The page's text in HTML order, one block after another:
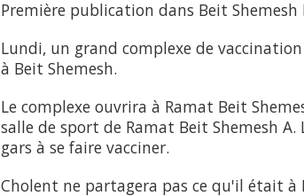
Première publication dans Beit Shemesh
Lundi, un grand complexe de
à Beit Shemesh.
Le complexe ouvrira à Ramat Beit
salle de sport de Ramat Beit Shemesh
gars à se faire vacciner.
Cholent ne partagera pas ce qu'il était à